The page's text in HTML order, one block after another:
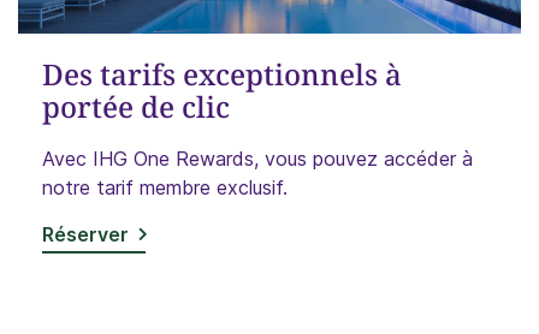
Des tarifs exceptionnels à
portée de clic
Avec IHG One Rewards, vous pouvez accéder à
notre tarif membre exclusif.
Réserver